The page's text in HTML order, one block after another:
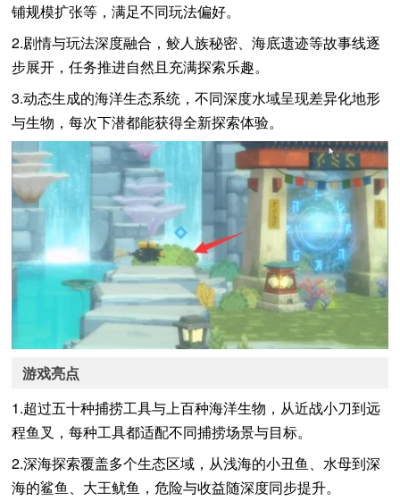
铺规模扩张等，满足不同玩法偏好。
2.剧情与玩法深度融合，鲛人族秘密、海底遗迹等故事线逐
步展开，任务推进自然且充满探索乐趣。
3.动态生成的海洋生态系统，不同深度水域呈现差异化地形
与生物，每次下潜都能获得全新探索体验。
游戏亮点
1.超过五十种捕捞工具与上百种海洋生物，从近战小刀到远
程鱼叉，每种工具都适配不同捕捞场景与目标。
2.深海探索覆盖多个生态区域，从浅海的小丑鱼、水母到深
海的鲨鱼、大王鱿鱼，危险与收益随深度同步提升。